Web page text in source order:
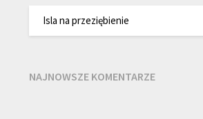
Isla na przeziębienie
NAJNOWSZE KOMENTARZE